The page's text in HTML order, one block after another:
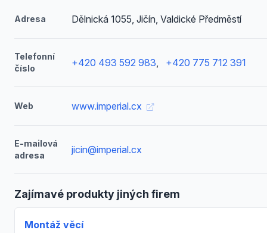
Adresa Dělnická 1055, Jičín, Valdické Předměstí
Telefonní
číslo
+420 493 592 983, +420 775 712 391
Web www.imperial.cx
E-mailová
adresa
jicin@imperial.cx
Zajímavé produkty jiných firem
Montáž věcí